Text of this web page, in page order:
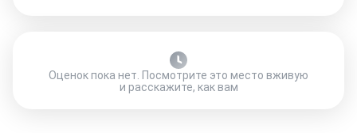
Оценок пока нет. Посмотрите это место вживую
и расскажите, как вам